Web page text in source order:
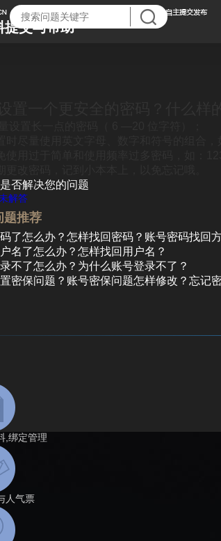
提交与帮助
否解决您的问题
解答
题推荐
了怎么办？怎样找回密码？账号密码找回
名了怎么办？怎样找回用户名？
不了怎么办？为什么账号登录不了？
密保问题？账号密保问题怎样修改？忘记
,绑定管理
人气票